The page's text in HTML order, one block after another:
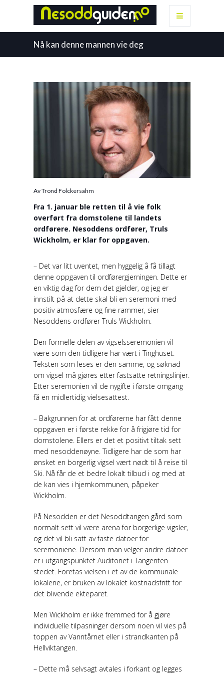
Nå kan denne mannen vie deg
Av Trond Folckersahm
Fra 1. januar ble retten til å vie folk
overført fra domstolene til landets
ordførere. Nesoddens ordfører, Truls
Wickholm, er klar for oppgaven.
– Det var litt uventet, men hyggelig å få tillagt
denne oppgaven til ordførergjerningen. Dette er
en viktig dag for dem det gjelder, og jeg er
innstilt på at dette skal bli en seremoni med
positiv atmosfære og fine rammer, sier
Nesoddens ordfører Truls Wickholm.
Den formelle delen av vigselsseremonien vil
være som den tidligere har vært i Tinghuset.
Teksten som leses er den samme, og søknad
om vigsel må gjøres etter fastsatte retningslinjer.
Etter seremonien vil de nygifte i første omgang
få en midlertidig vielsesattest.
– Bakgrunnen for at ordførerne har fått denne
oppgaven er i første rekke for å frigjøre tid for
domstolene. Ellers er det et positivt tiltak sett
med nesoddenøyne. Tidligere har de som har
ønsket en borgerlig vigsel vært nødt til å reise til
Ski. Nå får de et bedre lokalt tilbud i og med at
de kan vies i hjemkommunen, påpeker
Wickholm.
På Nesodden er det Nesoddtangen gård som
normalt sett vil være arena for borgerlige vigsler,
og det vil bli satt av faste datoer for
seremoniene. Dersom man velger andre datoer
er i utgangspunktet Auditoriet i Tangenten
stedet. Foretas vielsen i et av de kommunale
lokalene, er bruken av lokalet kostnadsfritt for
det blivende ekteparet.
Men Wickholm er ikke fremmed for å gjøre
individuelle tilpasninger dersom noen vil vies på
toppen av Vanntårnet eller i strandkanten på
Hellviktangen.
– Dette må selvsagt avtales i forkant og legges